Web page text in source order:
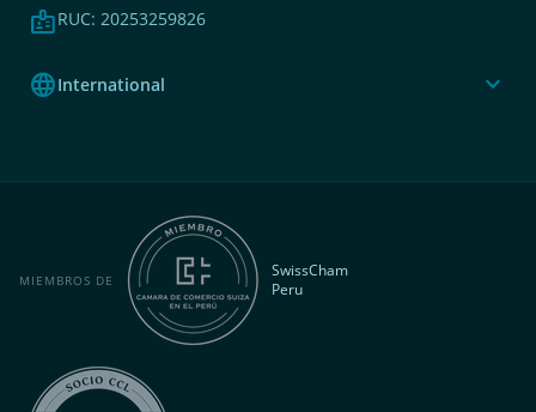
badgeRUC: 20253259826
languageInternational expand_more
MIEMBROS DE
SwissCham
Peru